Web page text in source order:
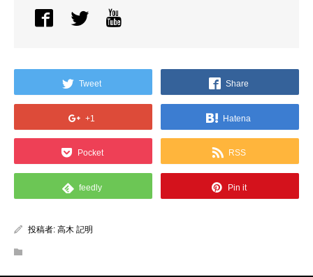
Tweet Share
+1 Hatena
Pocket RSS
feedly Pin it
投稿者: 高木 記明